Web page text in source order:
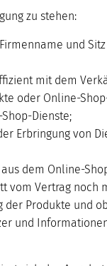
zu stehen:
und
mit dem
oder Online-
Dienste;
Erbringung von
dem Online-
Vertrag noch
Produkte und
und